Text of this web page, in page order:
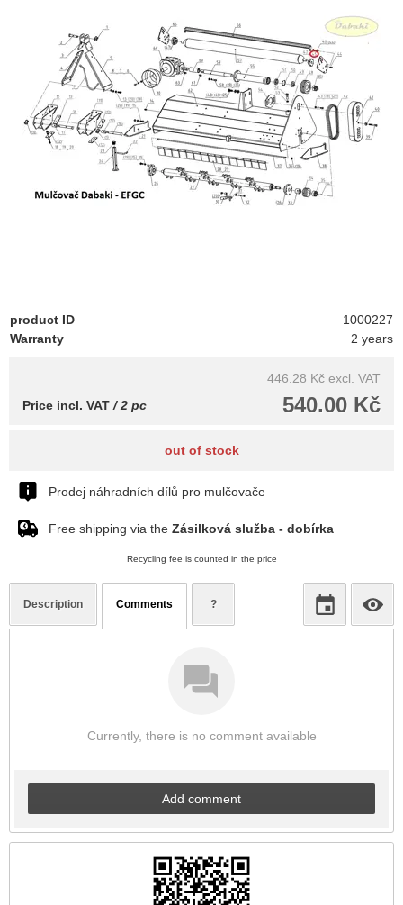
product ID
1000227
Warranty
2 years
446.28 Kč excl. VAT
540.00 Kč
Price incl. VAT / 2 pc
out of stock
Prodej náhradních dílů pro mulčovače
Free shipping via the Zásilková služba - dobírka
Recycling fee is counted in the price
Description Comments ?
Currently, there is no comment available
Add comment